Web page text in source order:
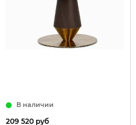
В наличии
209 520 руб